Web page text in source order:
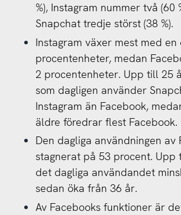
%), Instagram nummer två (60
Snapchat tredje störst (38 %).
Instagram växer mest med en
procentenheter, medan
2 procentenheter. Upp till 25
som dagligen använder
Instagram än Facebook,
äldre föredrar flest Facebook.
Den dagliga användningen av
stagnerat på 53 procent. Upp
det dagliga användandet
sedan öka från 36 år.
Av Facebooks funktioner är